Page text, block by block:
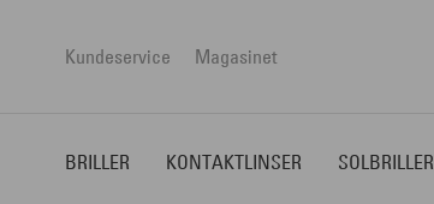
Kundeservice Magasinet
BRILLER KONTAKTLINSER SOLBRILLER